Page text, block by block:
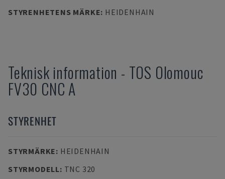
STYRENHETENS MÄRKE: HEIDENHAIN
Teknisk information - TOS Olomouc
FV30 CNC A
STYRENHET
STYRMÄRKE: HEIDENHAIN
STYRMODELL: TNC 320